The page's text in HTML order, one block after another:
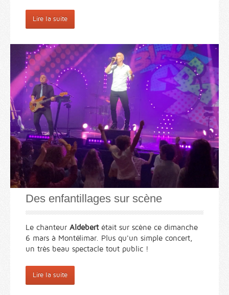
Lire la suite
Des enfantillages sur scène
Le chanteur Aldebertétait sur scène ce dimanche
6 mars à Montélimar. Plus qu'un simple concert,
un très beau spectacle tout public !
Lire la suite